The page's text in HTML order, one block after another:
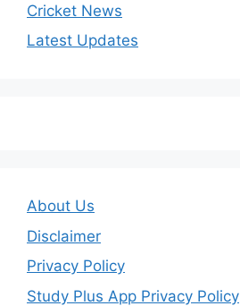
Cricket News
Latest Updates
About Us
Disclaimer
Privacy Policy
Study Plus App Privacy Policy